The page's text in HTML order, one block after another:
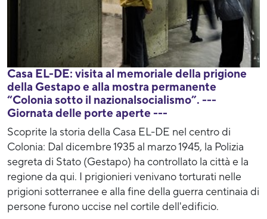
Casa EL-DE: visita al memoriale della prigione
della Gestapo e alla mostra permanente
“Colonia sotto il nazionalsocialismo”. ---
Giornata delle porte aperte ---
Scoprite la storia della Casa EL-DE nel centro di
Colonia: Dal dicembre 1935 al marzo 1945, la Polizia
segreta di Stato (Gestapo) ha controllato la città e la
regione da qui. I prigionieri venivano torturati nelle
prigioni sotterranee e alla fine della guerra centinaia di
persone furono uccise nel cortile dell'edificio.